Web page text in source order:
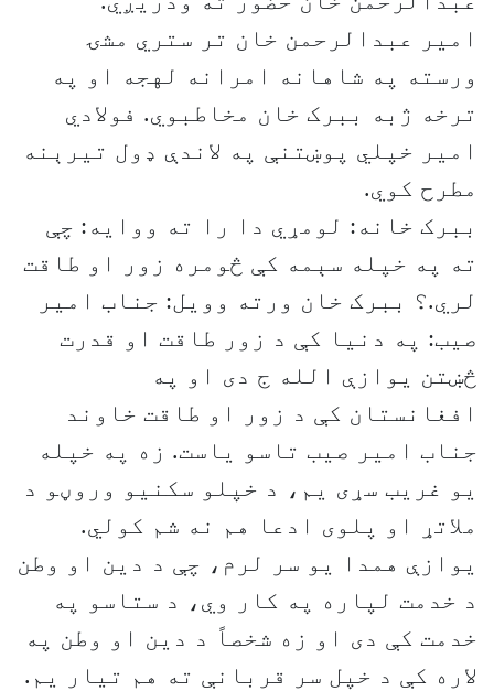
امیر عبدالرحمن خان تر ستري مشۍ
ورسته په شاهانه امرانه لهجه او په
ترخه ژبه ببرک خان مخاطبوي. فولادي
امیر خپلي پوښتنې په لاندې ډول تیرېنه
مطرح کوي.
ببرک خانه: لومړي دا را ته ووایه: چې
ته په خپله سېمه کې څومره زور او طاقت
لري.؟ ببرک خان ورته وویل: جناب امیر
صیب: په دنیا کې د زور طاقت او قدرت
څښتن یوازې الله ج دی او په
افغانستان کې د زور او طاقت خاوند
جناب امیر صیب تاسو یاست. زه په خپله
یو غریب سړی یم، د خپلو سکنیو وروڼو د
ملاتړ او پلوی ادعا هم نه شم کولي.
یوازې همدا یو سر لرم، چې د دین او وطن
د خدمت لپاره په کار وي، د ستاسو په
خدمت کې دی او زه شخصاً د دین او وطن په
لاره کې د خپل سر قربانې ته هم تیار یم.